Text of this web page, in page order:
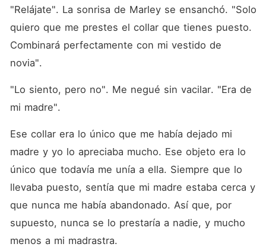
"Relájate". La sonrisa de Marley se ensanchó. "Solo
quiero que me prestes el collar que tienes puesto.
Combinará perfectamente con mi vestido de
novia".
"Lo siento, pero no". Me negué sin vacilar. "Era de
mi madre".
Ese collar era lo único que me había dejado mi
madre y yo lo apreciaba mucho. Ese objeto era lo
único que todavía me unía a ella. Siempre que lo
llevaba puesto, sentía que mi madre estaba cerca y
que nunca me había abandonado. Así que, por
supuesto, nunca se lo prestaría a nadie, y mucho
menos a mi madrastra.